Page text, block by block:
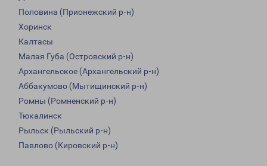
Половина (Прионежский р-н)
Хоринск
Калтасы
Малая Губа (Островский р-н)
Архангельское (Архангельский р-н)
Аббакумово (Мытищинский р-н)
Ромны (Ромненский р-н)
Тюкалинск
Рыльск (Рыльский р-н)
Павлово (Кировский р-н)